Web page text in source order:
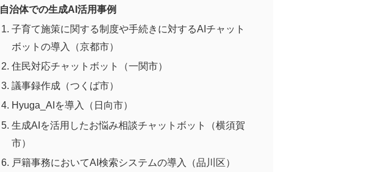
自治体での生成AI活用事例
子育て施策に関する制度や手続きに対するAIチャット
ボットの導入（京都市）
住民対応チャットボット（一関市）
議事録作成（つくば市）
Hyuga_AIを導入（日向市）
生成AIを活用したお悩み相談チャットボット（横須賀
市）
戸籍事務においてAI検索システムの導入（品川区）